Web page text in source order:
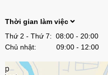
Thời gian làm việc
Thứ 2 - Thứ 7: 08:00 - 20:00
Chủ nhật: 09:00 - 12:00